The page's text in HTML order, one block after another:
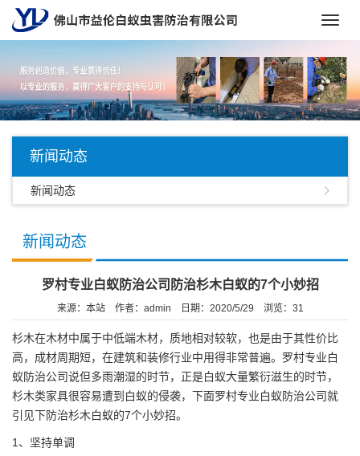
新闻动态
新闻动态
新闻动态
罗村专业白蚁防治公司防治杉木白蚁的7个小妙招
来源：本站 作者：admin 日期：2020/5/29 浏览： 31
杉木在木材中属于中低端木材，质地相对较软，也是由于其性价比
高，成材周期短，在建筑和装修行业中用得非常普遍。 罗村专业白
蚁防治公司说但多雨潮湿的时节，正是白蚁大量繁衍滋生的时节，
杉木类家具很容易遭到白蚁的侵袭，下面罗村专业白蚁防治公司就
引见下防治杉木白蚁的7个小妙招。
1、坚持单调